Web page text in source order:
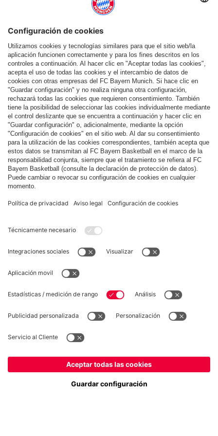
Más categorías
Síguenos
Pago y entrega
FC Bayern Store App
Privacidad
Configuración de las cookies
*Los precios incluyen el IVA y los gastos de envío
© FC Bayern München AG
FC Bayern München AG, Säbener Str. 51-57, 81547 München
Españapara entregar allí!
Globalpara entregar allí!